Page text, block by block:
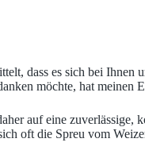
dass es sich bei
möchte, hat meinen
auf eine
oft die Spreu vom